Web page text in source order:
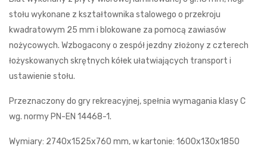
stołu wykonane z kształtownika stalowego o przekroju
kwadratowym 25 mm i blokowane za pomocą zawiasów
nożycowych. Wzbogacony o zespół jezdny złożony z czterech
łożyskowanych skrętnych kółek ułatwiających transport i
ustawienie stołu.
Przeznaczony do gry rekreacyjnej, spełnia wymagania klasy C
wg. normy PN-EN 14468-1.
Wymiary: 2740x1525x760 mm, w kartonie: 1600x130x1850